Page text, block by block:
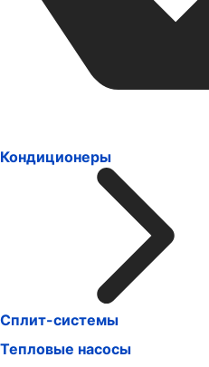
Кондиционеры
Сплит-системы
Тепловые насосы